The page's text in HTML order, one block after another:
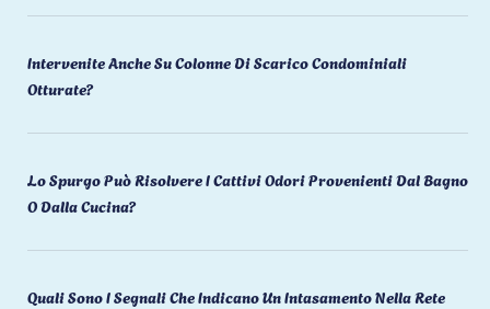
Intervenite Anche Su Colonne Di Scarico Condominiali
Otturate?
Lo Spurgo Può Risolvere I Cattivi Odori Provenienti Dal Bagno
O Dalla Cucina?
Quali Sono I Segnali Che Indicano Un Intasamento Nella Rete